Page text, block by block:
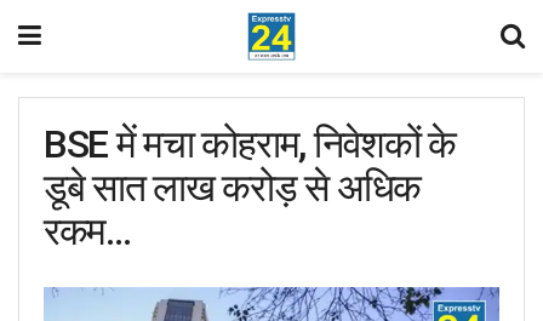
BSE में मचा कोहराम, निवेशकों के
डूबे सात लाख करोड़ से अधिक
रकम…